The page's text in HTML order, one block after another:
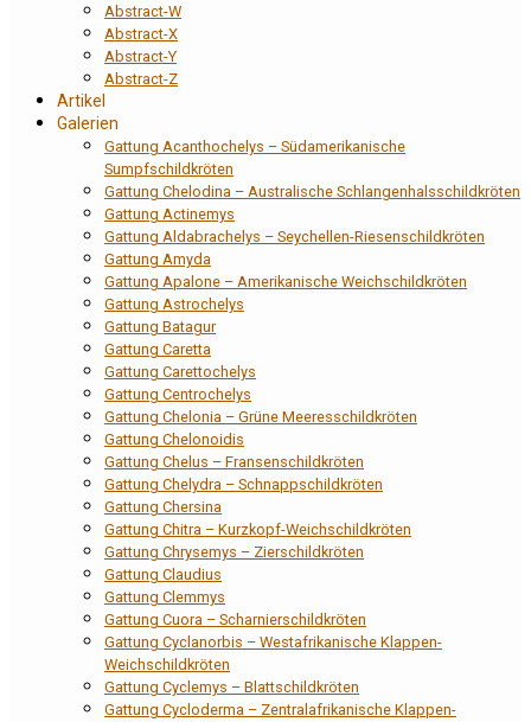
Abstract-W
Abstract-X
Abstract-Y
Abstract-Z
Artikel
Galerien
Gattung Acanthochelys – Südamerikanische
Sumpfschildkröten
Gattung Chelodina – Australische Schlangenhalsschildkröten
Gattung Actinemys
Gattung Aldabrachelys – Seychellen-Riesenschildkröten
Gattung Amyda
Gattung Apalone – Amerikanische Weichschildkröten
Gattung Astrochelys
Gattung Batagur
Gattung Caretta
Gattung Carettochelys
Gattung Centrochelys
Gattung Chelonia – Grüne Meeresschildkröten
Gattung Chelonoidis
Gattung Chelus – Fransenschildkröten
Gattung Chelydra – Schnappschildkröten
Gattung Chersina
Gattung Chitra – Kurzkopf-Weichschildkröten
Gattung Chrysemys – Zierschildkröten
Gattung Claudius
Gattung Clemmys
Gattung Cuora – Scharnierschildkröten
Gattung Cyclanorbis – Westafrikanische Klappen-
Weichschildkröten
Gattung Cyclemys – Blattschildkröten
Gattung Cycloderma – Zentralafrikanische Klappen-